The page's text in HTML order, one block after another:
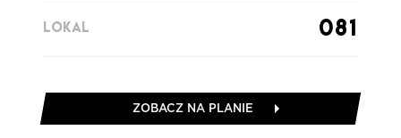
LOKAL 081
ZOBACZ NA PLANIE